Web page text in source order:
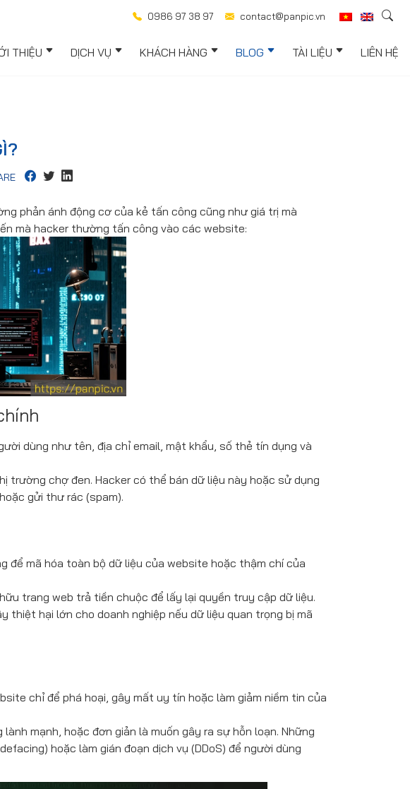
0986 97 38 97 contact@panpic.vn
THIỆU DỊCH VỤ KHÁCH HÀNG BLOG TÀI LIỆU LIÊN HỆ
phản ánh động cơ của kẻ tấn công cũng như giá trị mà
mà hacker thường tấn công vào các website:
dùng như tên, địa chỉ email, mật khẩu, số thẻ tín dụng và
chợ đen. Hacker có thể bán dữ liệu này hoặc sử dụng
gửi thư rác (spam).
để mã hóa toàn bộ dữ liệu của website hoặc thậm chí của
trang web trả tiền chuộc để lấy lại quyền truy cập dữ liệu.
hại lớn cho doanh nghiệp nếu dữ liệu quan trọng bị mã
chỉ để phá hoại, gây mất uy tín hoặc làm giảm niềm tin của
mạnh, hoặc đơn giản là muốn gây ra sự hỗn loạn. Những
hoặc làm gián đoạn dịch vụ (DDoS) để người dùng